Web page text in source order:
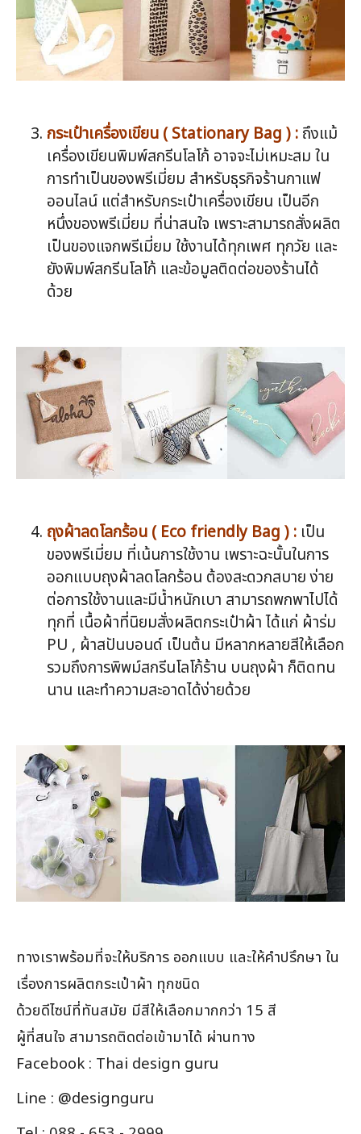
กระเป๋าเครื่องเขียน ( Stationary Bag ) : ถึงแม้
เครื่องเขียนพิมพ์สกรีนโลโก้ อาจจะไม่เหมะสม ใน
การทำเป็นของพรีเมี่ยม สำหรับธุรกิจร้านกาแฟ
ออนไลน์ แต่สำหรับกระเป๋าเครื่องเขียน เป็นอีก
หนึ่งของพรีเมี่ยม ที่น่าสนใจ เพราะสามารถสั่งผลิต
เป็นของแจกพรีเมี่ยม ใช้งานได้ทุกเพศ ทุกวัย และ
ยังพิมพ์สกรีนโลโก้ และข้อมูลติดต่อของร้านได้
ด้วย
ถุงผ้าลดโลกร้อน ( Eco friendly Bag ) : เป็น
ของพรีเมี่ยม ที่เน้นการใช้งาน เพราะฉะนั้นในการ
ออกแบบถุงผ้าลดโลกร้อน ต้องสะดวกสบาย ง่าย
ต่อการใช้งานและมีน้ำหนักเบา สามารถพกพาไปได้
ทุกที่ เนื้อผ้าที่นิยมสั่งผลิตกระเป๋าผ้า ได้แก่ ผ้าร่ม
PU , ผ้าสปันบอนด์ เป็นต้น มีหลากหลายสีให้เลือก
รวมถึงการพิพม์สกรีนโลโก้ร้าน บนถุงผ้า ก็ติดทน
นาน และทำความสะอาดได้ง่ายด้วย
ทางเราพร้อมที่จะให้บริการ ออกแบบ และให้คำปรึกษา ใน
เรื่องการผลิตกระเป๋าผ้า ทุกชนิด
ด้วยดีไซน์ที่ทันสมัย มีสีให้เลือกมากกว่า 15 สี
ผู้ที่สนใจ สามารถติดต่อเข้ามาได้ ผ่านทาง
Facebook : Thai design guru
Line : @designguru